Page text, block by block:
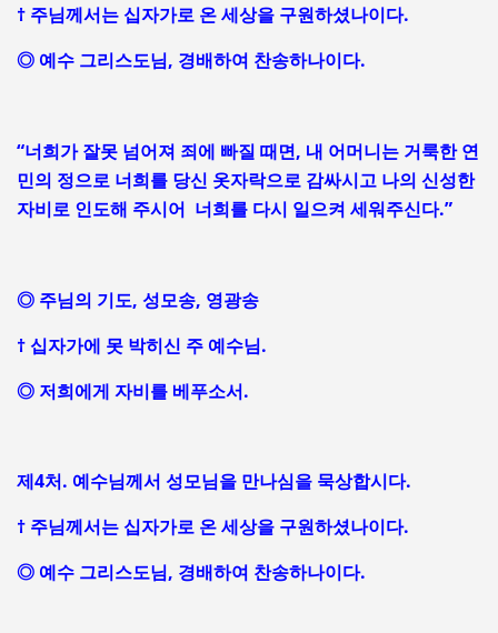
† 주님께서는 십자가로 온 세상을 구원하셨나이다.
◎ 예수 그리스도님, 경배하여 찬송하나이다.
“너희가 잘못 넘어져 죄에 빠질 때면, 내 어머니는 거룩한 연
민의 정으로 너희를 당신 옷자락으로 감싸시고 나의 신성한
자비로 인도해 주시어 너희를 다시 일으켜 세워주신다.”
◎ 주님의 기도, 성모송, 영광송
† 십자가에 못 박히신 주 예수님.
◎ 저희에게 자비를 베푸소서.
제4처. 예수님께서 성모님을 만나심을 묵상합시다.
† 주님께서는 십자가로 온 세상을 구원하셨나이다.
◎ 예수 그리스도님, 경배하여 찬송하나이다.